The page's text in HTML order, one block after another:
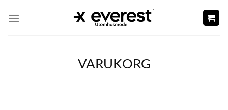
VARUKORG